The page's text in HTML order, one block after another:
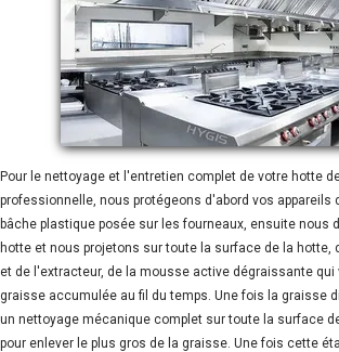
Pour le nettoyage et l'entretien complet de votre hotte
professionnelle, nous protégeons d'abord vos appareils
bâche plastique posée sur les fourneaux, ensuite nous
hotte et nous projetons sur toute la surface de la hotte,
et de l'extracteur, de la mousse active dégraissante qui
graisse accumulée au fil du temps. Une fois la graisse
un nettoyage mécanique complet sur toute la surface
pour enlever le plus gros de la graisse. Une fois cette